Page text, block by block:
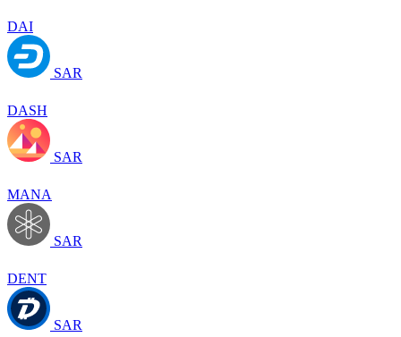
DAI
SAR
DASH
SAR
MANA
SAR
DENT
SAR